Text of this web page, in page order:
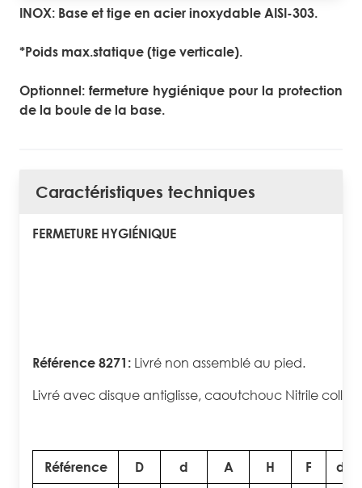
INOX: Base et tige en acier inoxydable AISI-303.
*Poids max.statique (tige verticale).
Optionnel: fermeture hygiénique pour la protection
de la boule de la base.
Caractéristiques techniques
FERMETURE HYGIÉNIQUE
Référence 8271: Livré non assemblé au pied.
Livré avec disque antiglisse, caoutchouc Nitrile collé
Référence D d A H F d2